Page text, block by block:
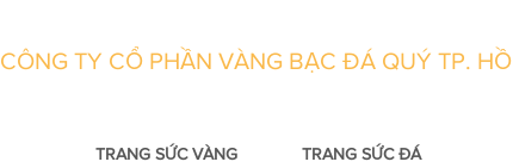
CÔNG TY CỔ PHẦN VÀNG BẠC ĐÁ QUÝ TP.
TRANG SỨC VÀNG TRANG SỨC ĐÁ